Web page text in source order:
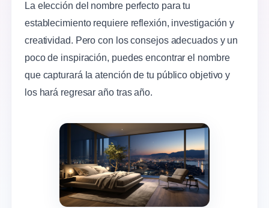
La elección del nombre perfecto para tu
establecimiento requiere reflexión, investigación y
creatividad. Pero con los consejos adecuados y un
poco de inspiración, puedes encontrar el nombre
que capturará la atención de tu público objetivo y
los hará regresar año tras año.